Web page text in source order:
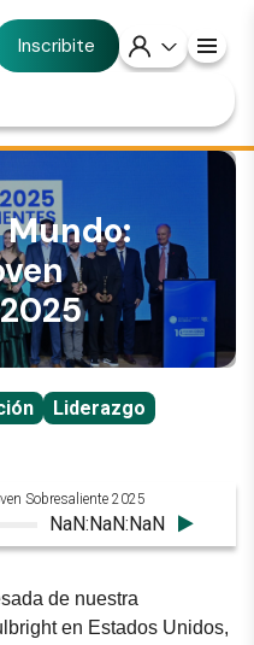
Inscribite
Mundo:
Liderazgo
Sobresaliente 2025
NaN:NaN:NaN
de nuestra
en Estados Unidos,